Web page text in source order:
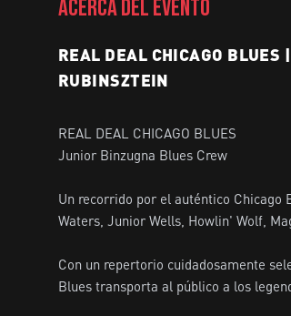
ACERCA DEL EVENTO
REAL DEAL CHICAGO
RUBINSZTEIN
REAL DEAL CHICAGO BLUES
Junior Binzugna Blues Crew
Un recorrido por el auténtico Chicago
Waters, Junior Wells, Howlin' Wolf,
Con un repertorio cuidadosamente
Blues transporta al público a los